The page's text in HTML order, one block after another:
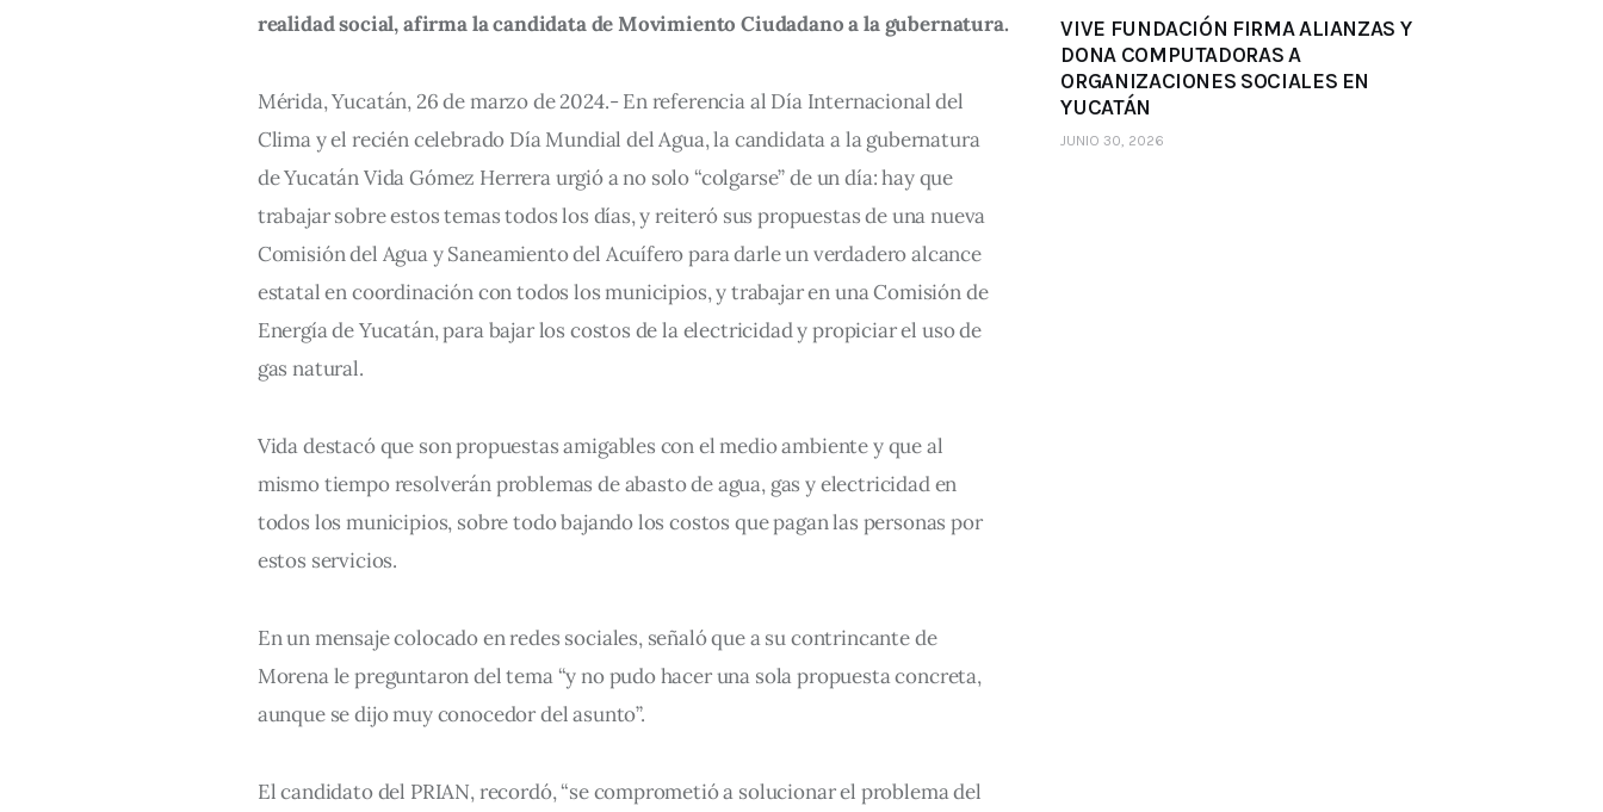
realidad social, afirma la candidata de Movimiento Ciudadano a la gubernatura.
Mérida, Yucatán, 26 de marzo de 2024.- En referencia al Día Internacional del
Clima y el recién celebrado Día Mundial del Agua, la candidata a la gubernatura
de Yucatán Vida Gómez Herrera urgió a no solo “colgarse” de un día: hay que
trabajar sobre estos temas todos los días, y reiteró sus propuestas de una nueva
Comisión del Agua y Saneamiento del Acuífero para darle un verdadero alcance
estatal en coordinación con todos los municipios, y trabajar en una Comisión de
Energía de Yucatán, para bajar los costos de la electricidad y propiciar el uso de
gas natural.
Vida destacó que son propuestas amigables con el medio ambiente y que al
mismo tiempo resolverán problemas de abasto de agua, gas y electricidad en
todos los municipios, sobre todo bajando los costos que pagan las personas por
estos servicios.
En un mensaje colocado en redes sociales, señaló que a su contrincante de
Morena le preguntaron del tema “y no pudo hacer una sola propuesta concreta,
aunque se dijo muy conocedor del asunto”.
El candidato del PRIAN, recordó, “se comprometió a solucionar el problema del
VIVE FUNDACIÓN FIRMA ALIANZAS Y
DONA COMPUTADORAS A
ORGANIZACIONES SOCIALES EN
YUCATÁN
JUNIO 30, 2026